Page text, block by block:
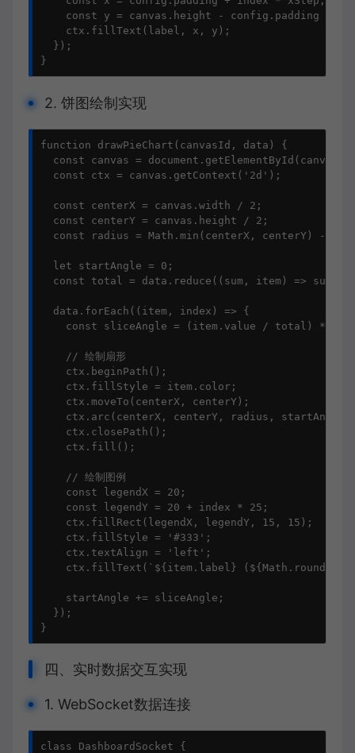
    const y = canvas.height - config.padding / 2;
    ctx.fillText(label, x, y);
  });
}
2. 饼图绘制实现
function drawPieChart(canvasId, data) {
const canvas =
  const ctx = canvas.getContext('2d');
  const centerX = canvas.width / 2;
  const centerY = canvas.height / 2;
  const radius = Math.min(centerX, centerY) - 20;
  let startAngle = 0;
const total = data.reduce((sum, item) => sum +
  data.forEach((item, index) => {
const sliceAngle = (item.value / total) *
    // 绘制扇形
    ctx.beginPath();
    ctx.fillStyle = item.color;
    ctx.moveTo(centerX, centerY);
ctx.arc(centerX, centerY, radius,
    ctx.closePath();
    ctx.fill();
    // 绘制图例
    const legendX = 20;
    const legendY = 20 + index * 25;
    ctx.fillRect(legendX, legendY, 15, 15);
    ctx.fillStyle = '#333';
    ctx.textAlign = 'left';
ctx.fillText(`${item.label}
    startAngle += sliceAngle;
  });
}
四、实时数据交互实现
1. WebSocket数据连接
class DashboardSocket {